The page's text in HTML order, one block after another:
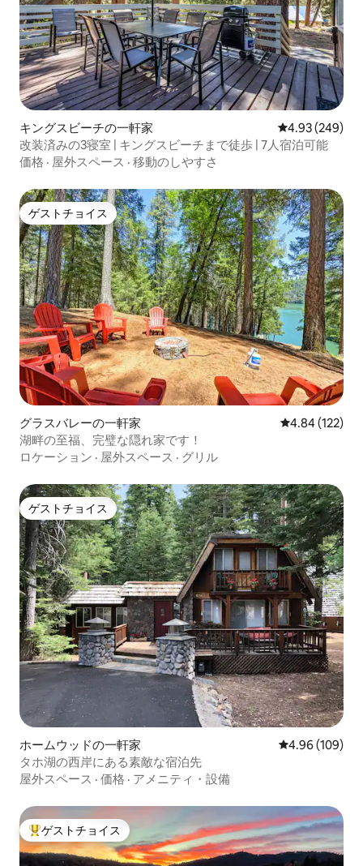
キングスビーチの一軒家 レビュー249
4.93 (249)
改装済みの3寝室 | キングスビーチまで徒歩 | 7人宿泊可能
価格 · 屋外スペース · 移動のしやすさ
ゲストチョイス
ゲストチョイス
グラスバレーの一軒家 レビュー122
4.84 (122)
湖畔の至福、完璧な隠れ家です！
ロケーション · 屋外スペース · グリル
ゲストチョイス
ゲストチョイス
ホームウッドの一軒家 レビュー109
4.96 (109)
タホ湖の西岸にある素敵な宿泊先
屋外スペース · 価格 · アメニティ・設備
大好評のゲストチョイスです。
ゲストチョイス